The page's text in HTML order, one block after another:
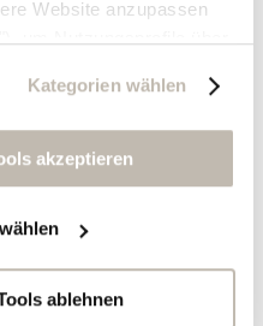
Website anzupassen
Werbung auszuliefern,
sowie um unsere
("Marketing").
geteilt, die wir in
auflisten oder wenn
Kategorien wählen
akzeptieren
ablehnen